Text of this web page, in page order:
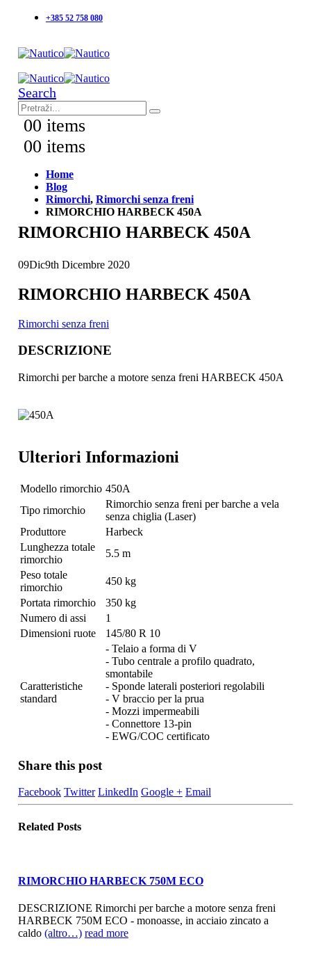
+385 52 758 080
Search
00 items
00 items
Home
Blog
Rimorchi, Rimorchi senza freni
RIMORCHIO HARBECK 450A
RIMORCHIO HARBECK 450A
09Dic9th Dicembre 2020
RIMORCHIO HARBECK 450A
Rimorchi senza freni
DESCRIZIONE
Rimorchi per barche a motore senza freni HARBECK 450A
Ulteriori Informazioni
Modello rimorchio 450A
Tipo rimorchio
Rimorchio senza freni per barche a vela
senza chiglia (Laser)
Produttore
Harbeck
Lunghezza totale
rimorchio
5.5 m
Peso totale
rimorchio
450 kg
Portata rimorchio
350 kg
Numero di assi
1
Dimensioni ruote
145/80 R 10
Caratteristiche
standard
- Telaio a forma di V
- Tubo centrale a profilo quadrato,
smontabile
- Sponde laterali posteriori regolabili
- V braccio per la prua
- Mozzi impermeabili
- Connettore 13-pin
- EWG/COC certificato
Share this post
Facebook Twitter LinkedIn Google + Email
Related Posts
RIMORCHIO HARBECK 750M ECO
DESCRIZIONE Rimorchi per barche a motore senza freni
HARBECK 750M ECO - monoasse, in acciaio zincato a
caldo (altro…) read more